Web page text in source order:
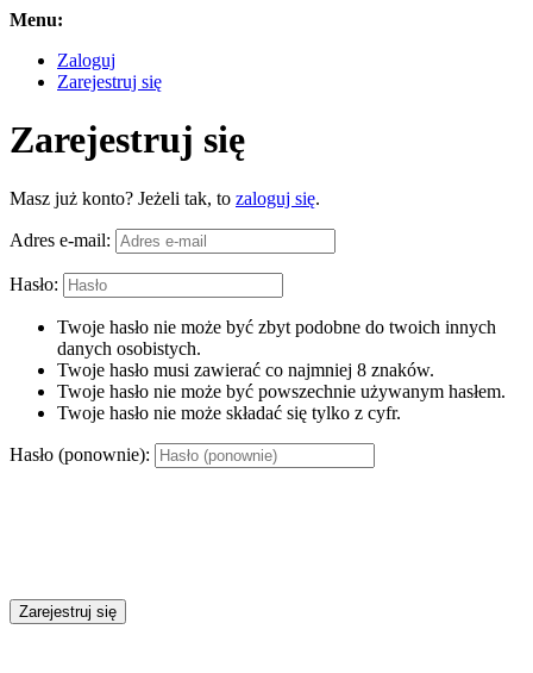
Menu:
Zaloguj
Zarejestruj się
Zarejestruj się
Masz już konto? Jeżeli tak, to zaloguj się.
Adres e-mail:
Hasło:
Twoje hasło nie może być zbyt podobne do twoich innych
danych osobistych.
Twoje hasło musi zawierać co najmniej 8 znaków.
Twoje hasło nie może być powszechnie używanym hasłem.
Twoje hasło nie może składać się tylko z cyfr.
Hasło (ponownie):
Zarejestruj się